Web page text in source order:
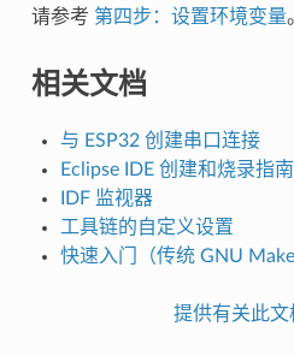
请参考 第四步：设置环境变量
相关文档
与 ESP32 创建串口连接
Eclipse IDE 创建和烧录指南
IDF 监视器
工具链的自定义设置
快速入门（传统 GNU Make
提供有关此文